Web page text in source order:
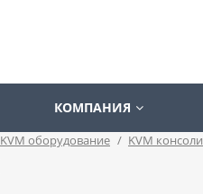
КОМПАНИЯ
KVM оборудование / KVM консоли